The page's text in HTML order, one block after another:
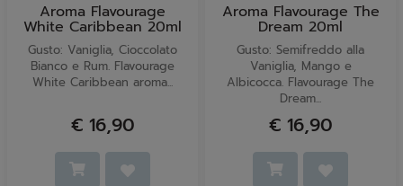
Aroma Flavourage
White Caribbean 20ml
Gusto: Vaniglia, Cioccolato
Bianco e Rum. Flavourage
White Caribbean aroma...
€ 16,90
Aroma Flavourage The
Dream 20ml
Gusto: Semifreddo alla
Vaniglia, Mango e
Albicocca. Flavourage The
Dream...
€ 16,90